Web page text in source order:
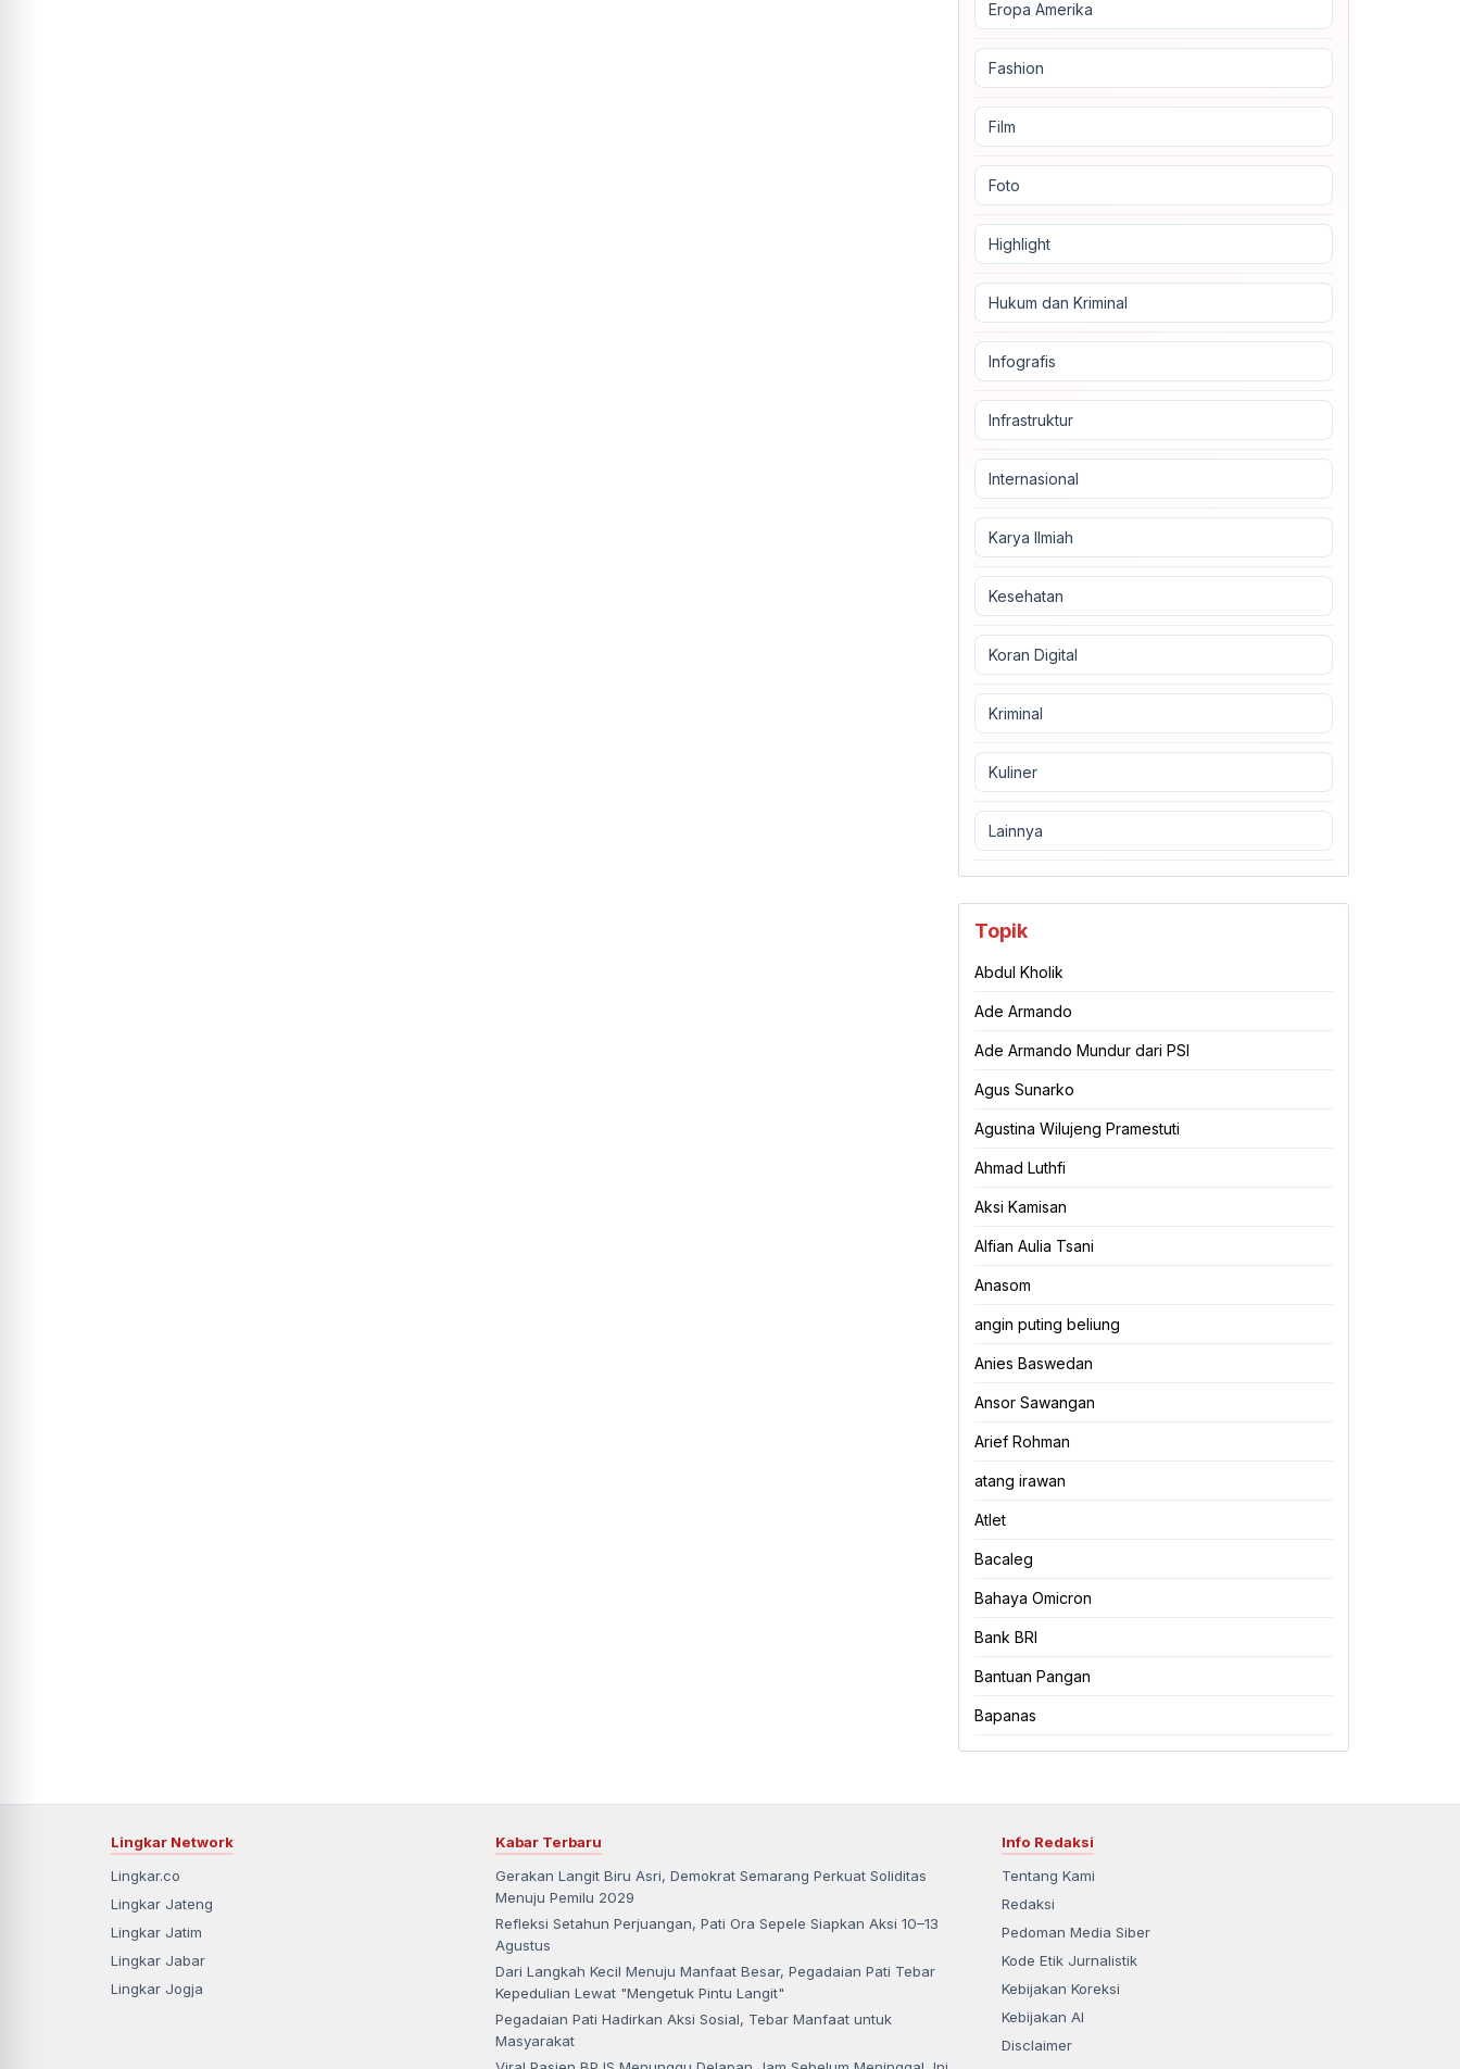
Eropa Amerika
Fashion
Film
Foto
Highlight
Hukum dan Kriminal
Infografis
Infrastruktur
Internasional
Karya Ilmiah
Kesehatan
Koran Digital
Kriminal
Kuliner
Lainnya
Topik
Abdul Kholik
Ade Armando
Ade Armando Mundur dari PSI
Agus Sunarko
Agustina Wilujeng Pramestuti
Ahmad Luthfi
Aksi Kamisan
Alfian Aulia Tsani
Anasom
angin puting beliung
Anies Baswedan
Ansor Sawangan
Arief Rohman
atang irawan
Atlet
Bacaleg
Bahaya Omicron
Bank BRI
Bantuan Pangan
Bapanas
Lingkar Network
Lingkar.co
Lingkar Jateng
Lingkar Jatim
Lingkar Jabar
Lingkar Jogja
Kabar Terbaru
Gerakan Langit Biru Asri, Demokrat Semarang Perkuat Soliditas
Menuju Pemilu 2029
Refleksi Setahun Perjuangan, Pati Ora Sepele Siapkan Aksi 10–13
Agustus
Dari Langkah Kecil Menuju Manfaat Besar, Pegadaian Pati Tebar
Kepedulian Lewat "Mengetuk Pintu Langit"
Pegadaian Pati Hadirkan Aksi Sosial, Tebar Manfaat untuk
Masyarakat
Info Redaksi
Tentang Kami
Redaksi
Pedoman Media Siber
Kode Etik Jurnalistik
Kebijakan Koreksi
Kebijakan AI
Disclaimer